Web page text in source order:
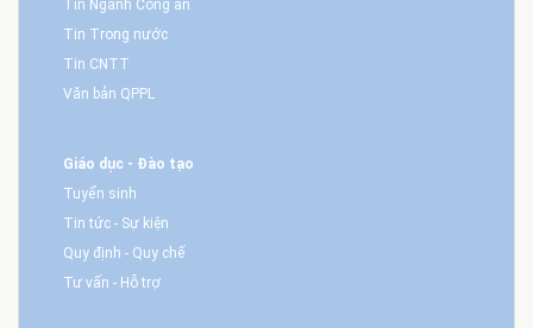
Tin Ngành Công an
Tin Trong nước
Tin CNTT
Văn bản QPPL
Giáo dục - Đào tạo
Tuyển sinh
Tin tức - Sự kiện
Quy định - Quy chế
Tư vấn - Hỗ trợ